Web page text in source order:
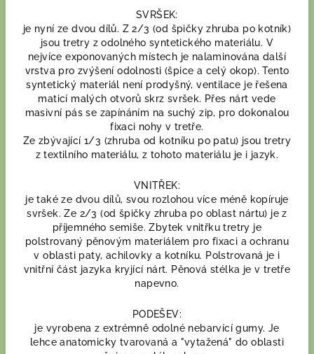
SVRŠEK:
je nyní ze dvou dílů. Z 2/3 (od špičky zhruba po kotník)
jsou tretry z odolného syntetického materiálu. V
nejvíce exponovaných místech je nalaminována další
vrstva pro zvýšení odolnosti (špice a celý okop). Tento
syntetický materiál není prodyšný, ventilace je řešena
maticí malých otvorů skrz svršek. Přes nárt vede
masivní pás se zapínáním na suchý zip, pro dokonalou
fixaci nohy v tretře.
Ze zbývající 1/3 (zhruba od kotníku po patu) jsou tretry
z textilního materiálu, z tohoto materiálu je i jazyk.
VNITŘEK:
je také ze dvou dílů, svou rozlohou více méně kopíruje
svršek. Ze 2/3 (od špičky zhruba po oblast nártu) je z
příjemného semiše. Zbytek vnitřku tretry je
polstrovaný pěnovým materiálem pro fixaci a ochranu
v oblasti paty, achilovky a kotníku. Polstrovaná je i
vnitřní část jazyka kryjící nárt. Pěnová stélka je v tretře
napevno.
PODEŠEV:
je vyrobena z extrémně odolné nebarvící gumy. Je
lehce anatomicky tvarovaná a "vytažená" do oblasti